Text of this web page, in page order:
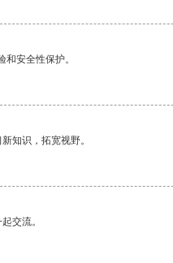
安全性保护。
知识，拓宽视野。
交流。